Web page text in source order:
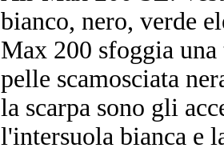
bianco, nero, verde
Max 200 sfoggia una
pelle scamosciata
la scarpa sono gli
l'intersuola bianca e